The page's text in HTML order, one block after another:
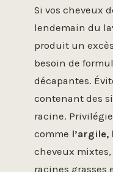
Si vos cheveux
lendemain du
produit un
besoin de
décapantes.
contenant des
racine.
comme l’argile,
cheveux mixtes,
racines grasses